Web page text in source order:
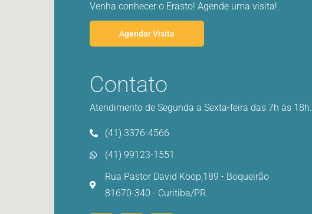
Venha conhecer o Erasto! Agende uma visita!
Agendar Visita
Contato
Atendimento de Segunda a Sexta-feira das 7h às 18h.
(41) 3376-4566
(41) 99123-1551
Rua Pastor David Koop,189 - Boqueirão
81670-340 - Curitiba/PR.